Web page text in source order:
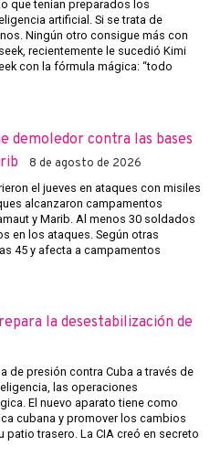
que tenían preparados los
artificial. Si se trata de
Ningún otro consigue más con
recientemente le sucedió Kimi
con la fórmula mágica: “todo
demoledor contra las bases
8 de agosto de 2026
el jueves en ataques con misiles
alcanzaron campamentos
y Marib. Al menos 30 soldados
en los ataques. Según otras
45 y afecta a campamentos
la desestabilización de
de presión contra Cuba a través de
las operaciones
El nuevo aparato tiene como
cubana y promover los cambios
trasero. La CIA creó en secreto